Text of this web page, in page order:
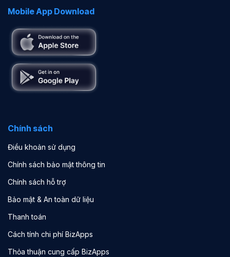
Mobile App Download
Chính sách
Điều khoản sử dụng
Chính sách bảo mật thông tin
Chính sách hỗ trợ
Bảo mật & An toàn dữ liệu
Thanh toán
Cách tính chi phí BizApps
Thỏa thuận cung cấp BizApps